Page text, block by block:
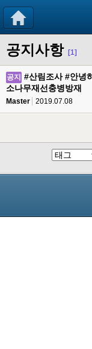
공지사항 [1]
공지
#산림조사 #안녕
소나무재선충병방재
Master 2019.07.08